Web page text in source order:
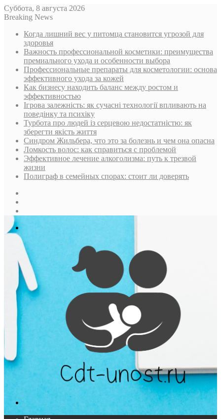
Суббота, 8 августа 2026
Breaking News
Когда лишний вес у питомца становится угрозой для
здоровья
Важность профессиональной косметики: преимущества
премиального ухода и особенности выбора
Профессиональные препараты для косметологии: основа
эффективного ухода за кожей
Как бизнесу находить баланс между ростом и
эффективностью
Ігрова залежність: як сучасні технології впливають на
поведінку та психіку
Турбота про людей із серцевою недостатністю: як
зберегти якість життя
Синдром Жильбера, что это за болезнь и чем она опасна
Ломкость волос: как справиться с проблемой
Эффективное лечение алкоголизма: путь к трезвой
жизни
Полиграф в семейных спорах: стоит ли доверять